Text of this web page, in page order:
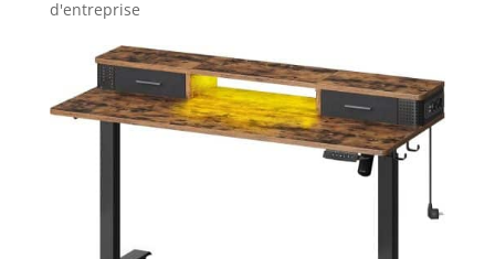
d'entreprise